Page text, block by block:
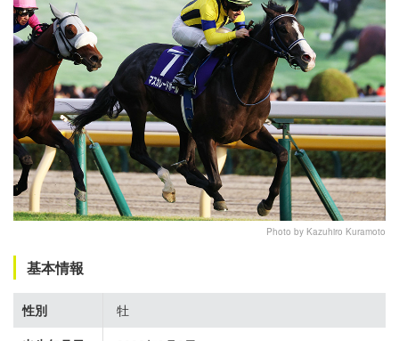
Photo by Kazuhiro Kuramoto
基本情報
性別
牡